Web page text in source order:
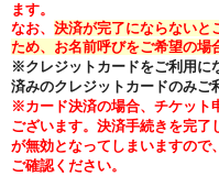
ます。
なお、 決済が完了にならないと
ため、お名前呼びをご希望の場
※クレジットカードをご利用に
済みのクレジットカードのみご
※カード決済の場合、チケット
ございます。 決済手続きを完了
が無効となってしまいますので
ご確認ください。